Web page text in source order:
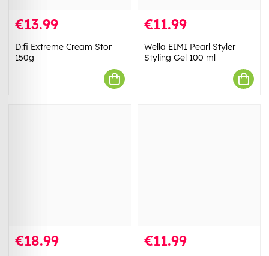
€13.99
D:fi Extreme Cream Stor
150g
€11.99
Wella EIMI Pearl Styler
Styling Gel 100 ml
€18.99 €11.99